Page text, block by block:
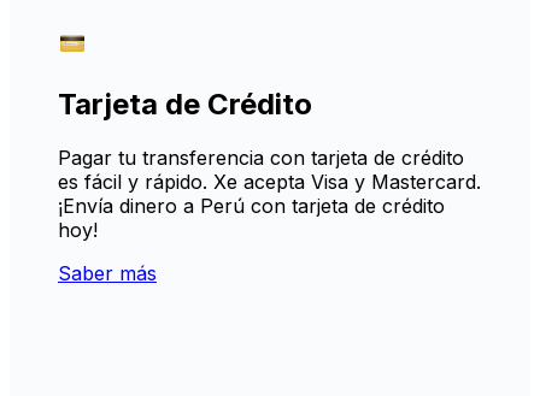
Tarjeta de Crédito
Pagar tu transferencia con tarjeta de crédito
es fácil y rápido. Xe acepta Visa y Mastercard.
¡Envía dinero a Perú con tarjeta de crédito
hoy!
Saber más